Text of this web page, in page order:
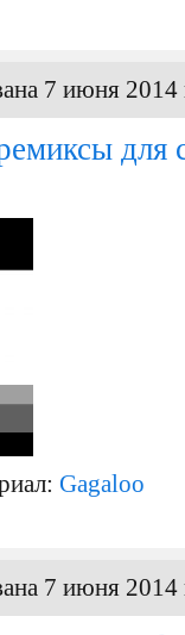
7 июня 2014
для
Gagaloo
7 июня 2014